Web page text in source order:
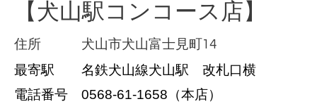
【犬山駅コンコース店】
住所 犬山市犬山富士見町14
最寄駅 名鉄犬山線犬山駅 改札口横
電話番号 0568-61-1658（本店）